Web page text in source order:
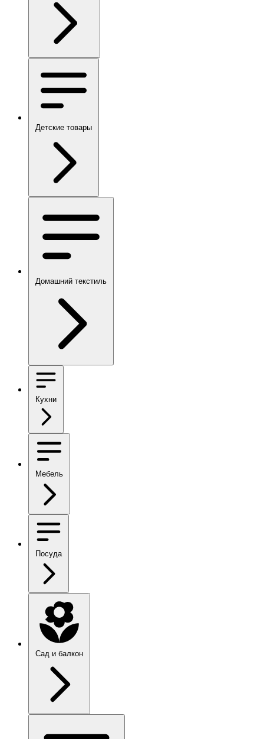
Детские товары
Домашний текстиль
Кухни
Мебель
Посуда
Сад и балкон